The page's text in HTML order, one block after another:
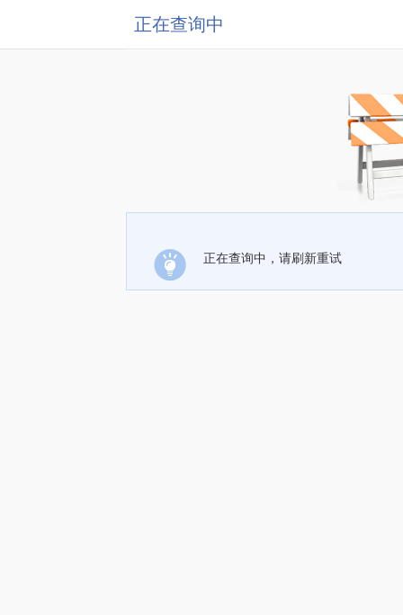
正在查询中
正在查询中，请刷新重试